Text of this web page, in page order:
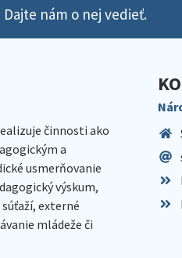
nám o nej vedieť.
činnosti ako
a
usmerňovanie
výskum,
externé
mládeže či